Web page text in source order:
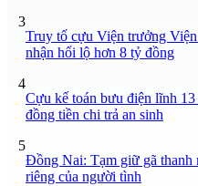
3
Truy tố cựu Viện trưởng
nhận hối lộ hơn 8 tỷ đồng
4
Cựu kế toán bưu điện lĩnh
đồng tiền chi trả an sinh
5
Đồng Nai: Tạm giữ gã thanh
riêng của người tình